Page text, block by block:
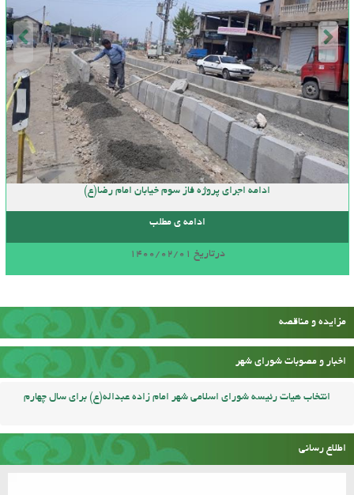
ادامه اجرای پروژه فاز سوم خیابان امام رضا(ع)
ادامه ی مطلب
درتاریخ 1400/02/01
مزایده و مناقصه
اخبار و مصوبات شورای شهر
انتخاب هیات رئیسه شورای اسلامی شهر امام زاده عبداله(ع) برای سال چهارم
اطلاع رسانی